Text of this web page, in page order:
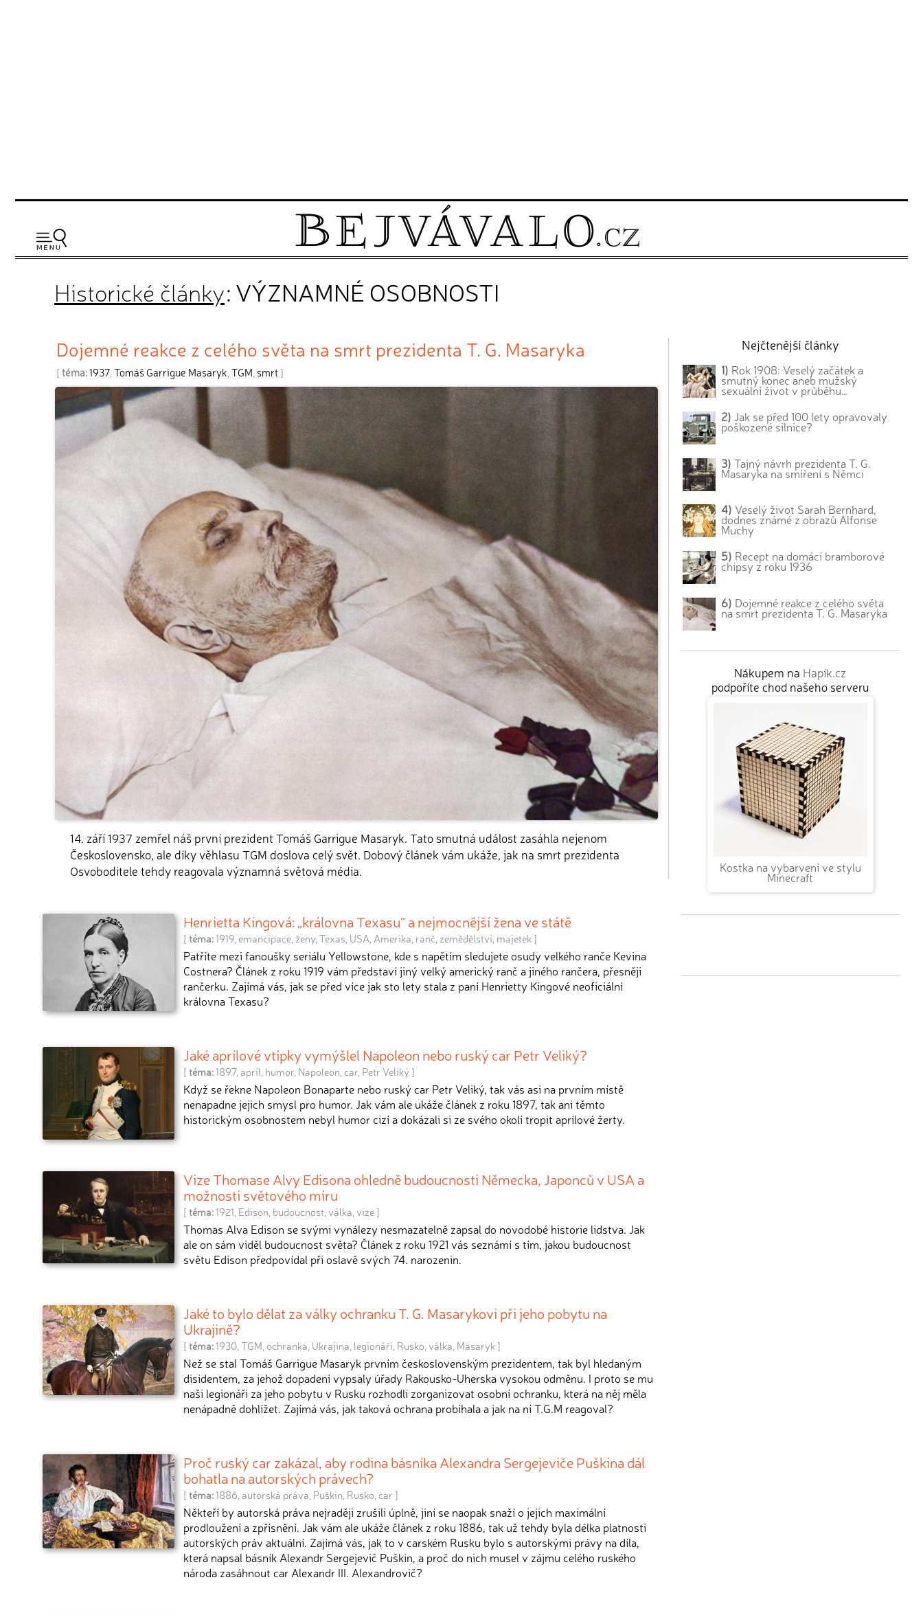
Historické články: VÝZNAMNÉ OSOBNOSTI
Dojemné reakce z celého světa na smrt prezidenta T. G. Masaryka
[ téma:1937 Tomáš Garrigue Masaryk TGM smrt]
14. září 1937 zemřel náš první prezident Tomáš Garrigue Masaryk. Tato smutná událost zasáhla nejenom
Československo, ale díky věhlasu TGM doslova celý svět. Dobový článek vám ukáže, jak na smrt prezidenta
Osvoboditele tehdy reagovala významná světová média.
Henrietta Kingová: „královna Texasu“ a nejmocnější žena ve státě
[ téma: 1919 emancipace ženy, Texas USA Amerika ranč zemědělství majetek ]
Patříte mezi fanoušky seriálu Yellowstone, kde s napětím sledujete osudy velkého ranče Kevina
Costnera? Článek z roku 1919 vám představí jiný velký americký ranč a jiného rančera, přesněji
rančerku. Zajímá vás, jak se před více jak sto lety stala z paní Henrietty Kingové neoficiální
královna Texasu?
Jaké aprílové vtípky vymýšlel Napoleon nebo ruský car Petr Veliký?
[ téma: 1897, apríl humor Napoleon car Petr Veliký ]
Když se řekne Napoleon Bonaparte nebo ruský car Petr Veliký, tak vás asi na prvním místě
nenapadne jejich smysl pro humor. Jak vám ale ukáže článek z roku 1897, tak ani těmto
historickým osobnostem nebyl humor cizí a dokázali si ze svého okolí tropit aprílové žerty.
Vize Thomase Alvy Edisona ohledně budoucnosti Německa, Japonců v USA a
možnosti světového míru
[ téma: 1921 Edison budoucnost válka vize ]
Thomas Alva Edison se svými vynálezy nesmazatelně zapsal do novodobé historie lidstva. Jak
ale on sám viděl budoucnost světa? Článek z roku 1921 vás seznámí s tím, jakou budoucnost
světu Edison předpovídal při oslavě svých 74. narozenin.
Jaké to bylo dělat za války ochranku T. G. Masarykovi při jeho pobytu na
Ukrajině?
[ téma: 1930 TGM ochranka Ukrajina legionáři Rusko válka Masaryk ]
Než se stal Tomáš Garrigue Masaryk prvním československým prezidentem, tak byl hledaným
disidentem, za jehož dopadení vypsaly úřady Rakousko-Uherska vysokou odměnu. I proto se mu
naši legionáři za jeho pobytu v Rusku rozhodli zorganizovat osobní ochranku, která na něj měla
nenápadně dohlížet. Zajímá vás, jak taková ochrana probíhala a jak na ní T.G.M reagoval?
Proč ruský car zakázal, aby rodina básníka Alexandra Sergejeviče Puškina dál
bohatla na autorských právech?
[ téma: 1886 autorská práva Puškin Rusko car ]
Někteří by autorská práva nejraději zrušili úplně, jiní se naopak snaží o jejich maximální
prodloužení a zpřísnění. Jak vám ale ukáže článek z roku 1886, tak už tehdy byla délka platnosti
autorských práv aktuální. Zajímá vás, jak to v carském Rusku bylo s autorskými právy na díla,
která napsal básník Alexandr Sergejevič Puškin, a proč do nich musel v zájmu celého ruského
národa zasáhnout car Alexandr III. Alexandrovič?
Nejčtenější články
1) Rok 1908: Veselý začátek a
smutný konec aneb mužský
sexuální život v průběhu…
2) Jak se před 100 lety opravovaly
poškozené silnice?
3) Tajný návrh prezidenta T. G.
Masaryka na smíření s Němci
4) Veselý život Sarah Bernhard,
dodnes známé z obrazů Alfonse
Muchy
5) Recept na domácí bramborové
chipsy z roku 1936
6) Dojemné reakce z celého světa
na smrt prezidenta T. G. Masaryka
Nákupem na Hapík.cz
podpoříte chod našeho serveru
Kostka na vybarvení ve stylu
Minecraft